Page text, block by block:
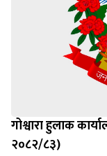
गोश्वारा हुलाक
२०८२/८३)